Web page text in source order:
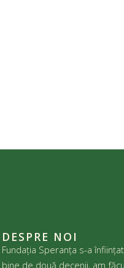
DESPRE NOI
Fundația Speranța s-a
bine de două decenii, am